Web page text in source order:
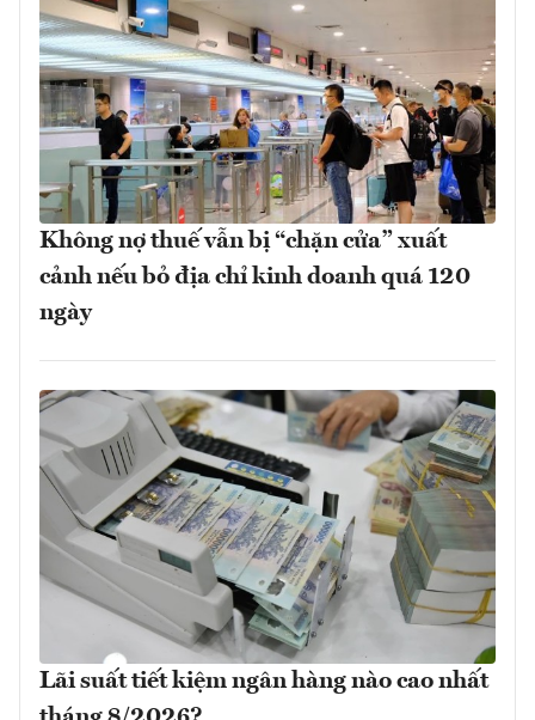
Không nợ thuế vẫn bị “chặn cửa” xuất
cảnh nếu bỏ địa chỉ kinh doanh quá 120
ngày
Lãi suất tiết kiệm ngân hàng nào cao nhất